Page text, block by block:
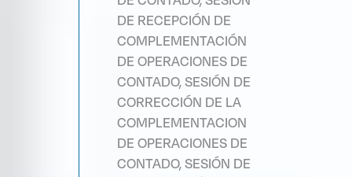
DE RECEPCIÓN DE
COMPLEMENTACIÓN
DE OPERACIONES DE
CONTADO, SESIÓN DE
CORRECCIÓN DE LA
COMPLEMENTACION
DE OPERACIONES DE
CONTADO, SESIÓN DE